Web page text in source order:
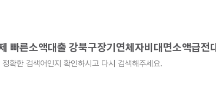
른소액대출 강북구장기연체자비대면소액급전
정확한 검색어인지 확인하시고 다시 검색해주세요.